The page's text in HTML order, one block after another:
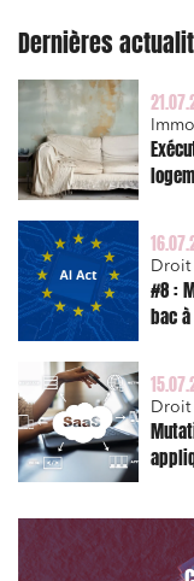
Dernières
Droit
#8 :
bac
Droit